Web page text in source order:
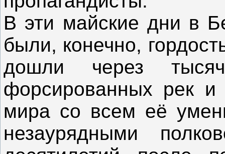
В эти майские дни в
были, конечно,
дошли через
форсированных рек
мира со всем её
незаурядными